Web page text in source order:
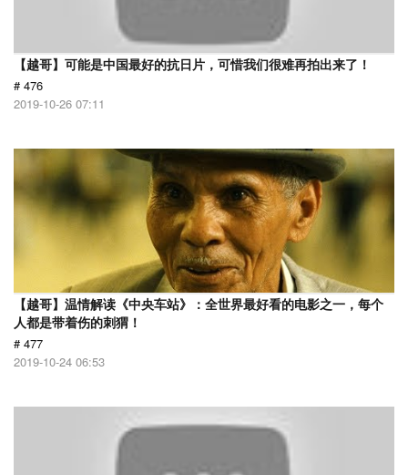
【越哥】可能是中国最好的抗日片，可惜我们很难再拍出来了！
# 476
2019-10-26 07:11
【越哥】温情解读《中央车站》：全世界最好看的电影之一，每个
人都是带着伤的刺猬！
# 477
2019-10-24 06:53